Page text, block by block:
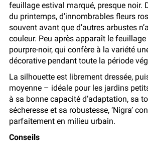
feuillage estival marqué, presque noir.
du printemps, d’innombrables fleurs
souvent avant que d’autres arbustes
couleur. Peu après apparaît le
pourpre-noir, qui confère à la variété
décorative pendant toute la période
La silhouette est librement dressée,
moyenne – idéale pour les jardins
à sa bonne capacité d’adaptation, sa
sécheresse et sa robustesse, ‘Nigra’
parfaitement en milieu urbain.
Conseils